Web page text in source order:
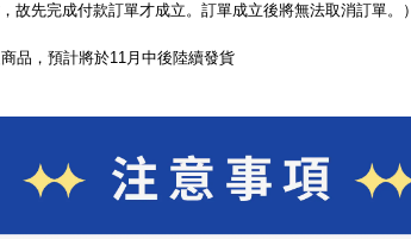
先完成付款訂單才成立。訂單成立後將無法取消訂單。）
品，預計將於11月中後陸續發貨